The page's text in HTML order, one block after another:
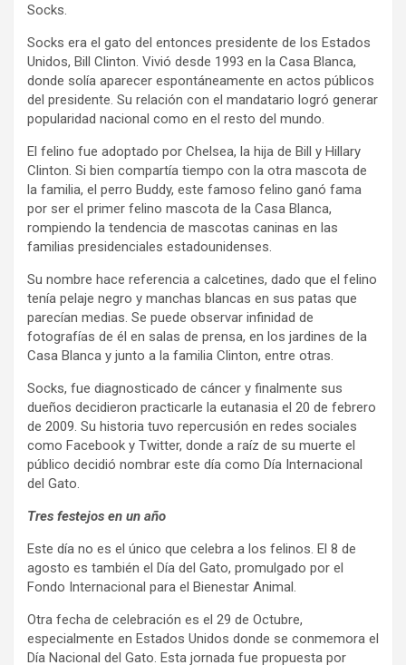
Socks.
Socks era el gato del entonces presidente de los Estados
Unidos, Bill Clinton. Vivió desde 1993 en la Casa Blanca,
donde solía aparecer espontáneamente en actos públicos
del presidente. Su relación con el mandatario logró generar
popularidad nacional como en el resto del mundo.
El felino fue adoptado por Chelsea, la hija de Bill y Hillary
Clinton. Si bien compartía tiempo con la otra mascota de
la familia, el perro Buddy, este famoso felino ganó fama
por ser el primer felino mascota de la Casa Blanca,
rompiendo la tendencia de mascotas caninas en las
familias presidenciales estadounidenses.
Su nombre hace referencia a calcetines, dado que el felino
tenía pelaje negro y manchas blancas en sus patas que
parecían medias. Se puede observar infinidad de
fotografías de él en salas de prensa, en los jardines de la
Casa Blanca y junto a la familia Clinton, entre otras.
Socks, fue diagnosticado de cáncer y finalmente sus
dueños decidieron practicarle la eutanasia el 20 de febrero
de 2009. Su historia tuvo repercusión en redes sociales
como Facebook y Twitter, donde a raíz de su muerte el
público decidió nombrar este día como Día Internacional
del Gato.
Tres festejos en un año
Este día no es el único que celebra a los felinos. El 8 de
agosto es también el Día del Gato, promulgado por el
Fondo Internacional para el Bienestar Animal.
Otra fecha de celebración es el 29 de Octubre,
especialmente en Estados Unidos donde se conmemora el
Día Nacional del Gato. Esta jornada fue propuesta por